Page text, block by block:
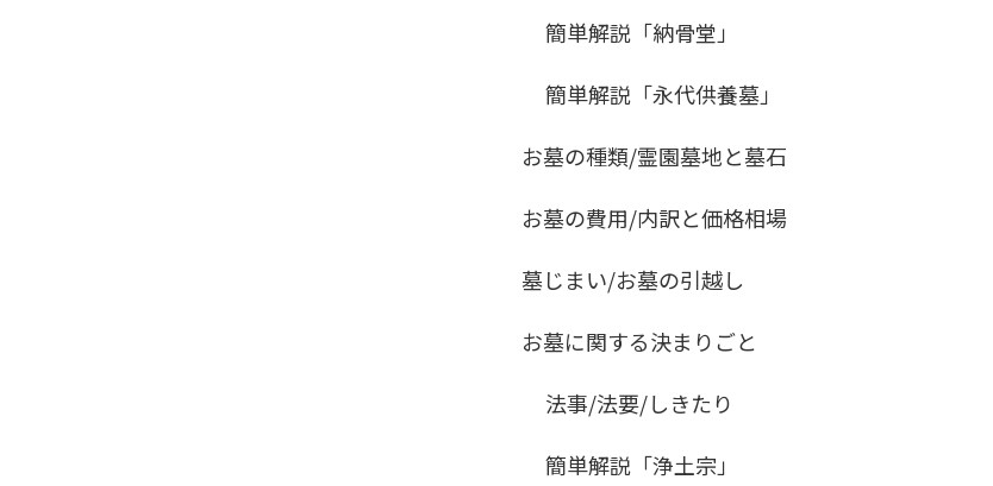
簡単解説「納骨堂」
簡単解説「永代供養墓」
お墓の種類/霊園墓地と墓石
お墓の費用/内訳と価格相場
墓じまい/お墓の引越し
お墓に関する決まりごと
法事/法要/しきたり
簡単解説「浄土宗」